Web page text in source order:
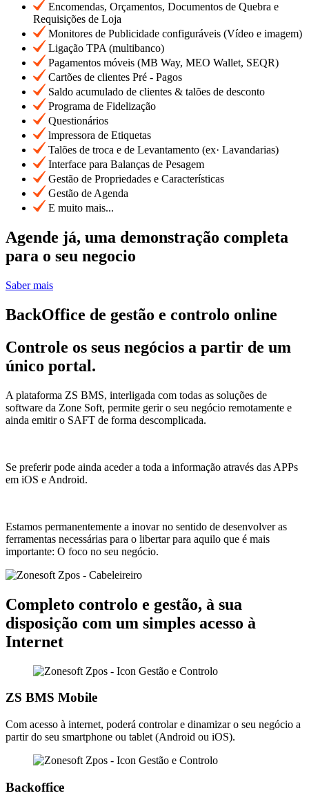
Encomendas, Orçamentos, Documentos de Quebra e
Requisições de Loja
Monitores de Publicidade configuráveis (Vídeo e imagem)
Ligação TPA (multibanco)
Pagamentos móveis (MB Way, MEO Wallet, SEQR)
Cartões de clientes Pré - Pagos
Saldo acumulado de clientes & talões de desconto
Programa de Fidelização
Questionários
lmpressora de Etiquetas
Talões de troca e de Levantamento (ex· Lavandarias)
Interface para Balanças de Pesagem
Gestão de Propriedades e Características
Gestão de Agenda
E muito mais...
Agende já, uma demonstração completa
para o seu negocio
Saber mais
BackOffice de gestão e controlo online
Controle os seus negócios a partir de um
único portal.
A plataforma ZS BMS, interligada com todas as soluções de
software da Zone Soft, permite gerir o seu negócio remotamente e
ainda emitir o SAFT de forma descomplicada.
Se preferir pode ainda aceder a toda a informação através das APPs
em iOS e Android.
Estamos permanentemente a inovar no sentido de desenvolver as
ferramentas necessárias para o libertar para aquilo que é mais
importante: O foco no seu negócio.
Completo controlo e gestão, à sua
disposição com um simples acesso à
Internet
ZS BMS Mobile
Com acesso à internet, poderá controlar e dinamizar o seu negócio a
partir do seu smartphone ou tablet (Android ou iOS).
Backoffice